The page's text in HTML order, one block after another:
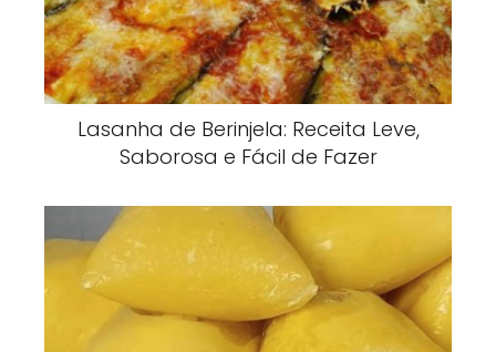
Lasanha de Berinjela: Receita Leve,
Saborosa e Fácil de Fazer